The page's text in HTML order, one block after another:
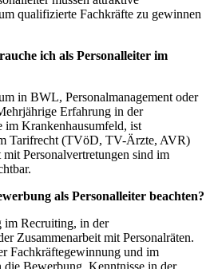
qualifizierte Fachkräfte zu gewinnen
ich als Personalleiter im
in BWL, Personalmanagement oder
Erfahrung in der
im Krankenhausumfeld, ist
Tarifrecht (TVöD, TV-Ärzte, AVR)
Personalvertretungen sind im
als Personalleiter beachten?
im Recruiting, in der
Zusammenarbeit mit Personalräten.
Fachkräftegewinnung und im
Bewerbung. Kenntnisse in der